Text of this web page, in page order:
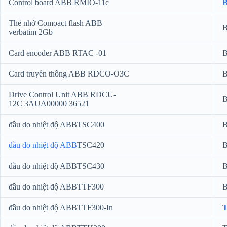
Control board ABB RMIO-11c
Thẻ nhớ Comoact flash ABB
verbatim 2Gb
Card encoder ABB RTAC -01
Card truyền thông ABB RDCO-O3C
Drive Control Unit ABB RDCU-
12C 3AUA00000 36521
đầu do nhiệt độ ABBTSC400
đầu do nhiệt độ ABBTSC420
đầu do nhiệt độ ABBTSC430
đầu do nhiệt độ ABBTTF300
đầu do nhiệt độ ABBTTF300-In